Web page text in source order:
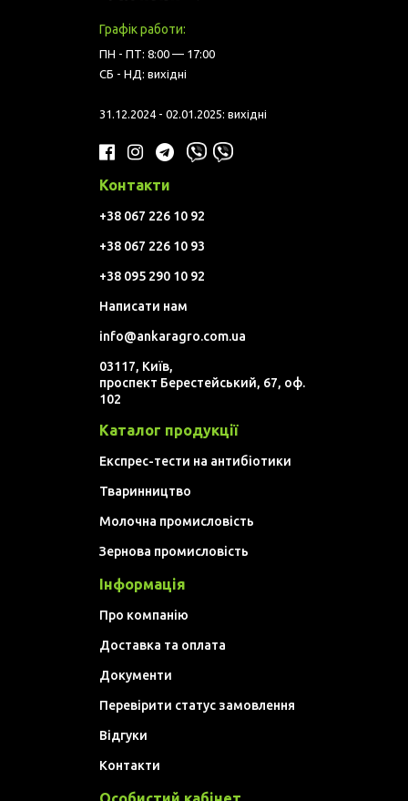
Графік работи:
ПН - ПТ: 8:00 — 17:00
СБ - НД: вихідні
31.12.2024 - 02.01.2025: вихідні
Контакти
+38 067 226 10 92
+38 067 226 10 93
+38 095 290 10 92
Написати нам
info@ankaragro.com.ua
03117, Київ,
проспект Берестейський, 67, оф.
102
Каталог продукції
Експрес-тести на антибіотики
Тваринництво
Молочна промисловість
Зернова промисловість
Інформація
Про компанію
Доставка та оплата
Документи
Перевірити статус замовлення
Відгуки
Контакти